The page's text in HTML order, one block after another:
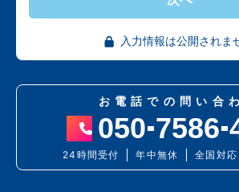
入力情報は公開されま
お電話での問い合
050 7586
24時間受付 年中無休 全国対応